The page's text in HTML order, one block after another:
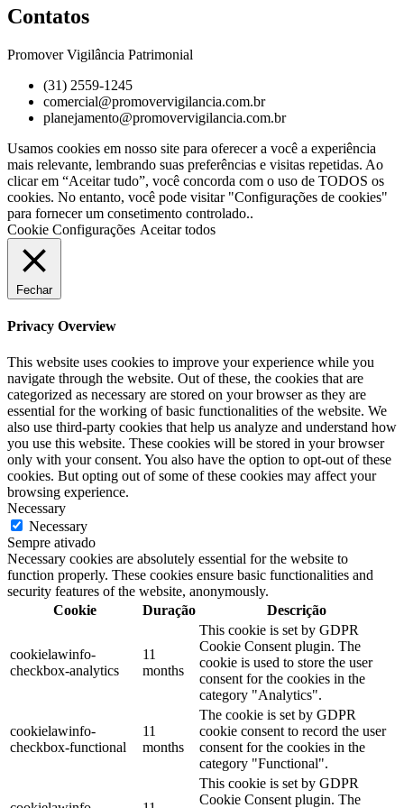
Contatos
Promover Vigilância Patrimonial
(31) 2559-1245
comercial@promovervigilancia.com.br
planejamento@promovervigilancia.com.br
Usamos cookies em nosso site para oferecer a você a experiência
mais relevante, lembrando suas preferências e visitas repetidas. Ao
clicar em “Aceitar tudo”, você concorda com o uso de TODOS os
cookies. No entanto, você pode visitar "Configurações de cookies"
para fornecer um consetimento controlado..
Cookie Configurações Aceitar todos
Fechar
Privacy Overview
This website uses cookies to improve your experience while you
navigate through the website. Out of these, the cookies that are
categorized as necessary are stored on your browser as they are
essential for the working of basic functionalities of the website. We
also use third-party cookies that help us analyze and understand how
you use this website. These cookies will be stored in your browser
only with your consent. You also have the option to opt-out of these
cookies. But opting out of some of these cookies may affect your
browsing experience.
Necessary
Necessary
Sempre ativado
Necessary cookies are absolutely essential for the website to
function properly. These cookies ensure basic functionalities and
security features of the website, anonymously.
Cookie
Duração Descrição
cookielawinfo-
checkbox-analytics
11
months
This cookie is set by GDPR
Cookie Consent plugin. The
cookie is used to store the user
consent for the cookies in the
category "Analytics".
cookielawinfo-
checkbox-functional
11
months
The cookie is set by GDPR
cookie consent to record the user
consent for the cookies in the
category "Functional".
This cookie is set by GDPR
Cookie Consent plugin. The